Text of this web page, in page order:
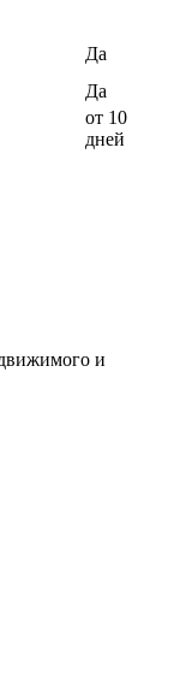
Да
Да
от 10
дней
и